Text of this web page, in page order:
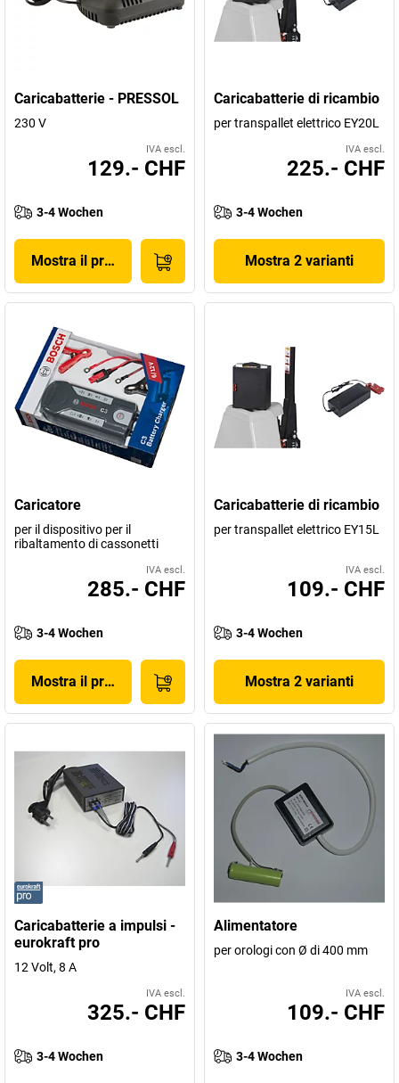
Caricabatterie - PRESSOL
230 V
IVA escl.
129.- CHF
3-4 Wochen
Mostra il prodotto
Caricabatterie di ricambio
per transpallet elettrico EY20L
IVA escl.
225.- CHF
3-4 Wochen
Mostra 2 varianti
Caricatore
per il dispositivo per il
ribaltamento di cassonetti
IVA escl.
285.- CHF
3-4 Wochen
Mostra il prodotto
Caricabatterie di ricambio
per transpallet elettrico EY15L
IVA escl.
109.- CHF
3-4 Wochen
Mostra 2 varianti
Caricabatterie a impulsi -
eurokraft pro
12 Volt, 8 A
IVA escl.
325.- CHF
3-4 Wochen
Alimentatore
per orologi con Ø di 400 mm
IVA escl.
109.- CHF
3-4 Wochen